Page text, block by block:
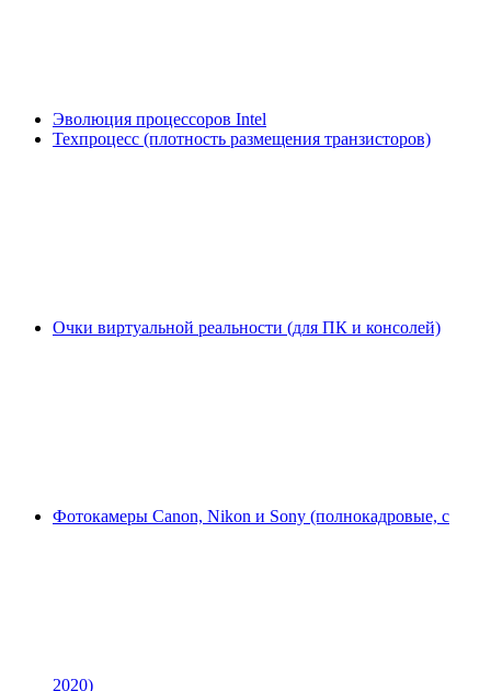
Эволюция процессоров Intel
Техпроцесс (плотность размещения транзисторов)
Очки виртуальной реальности (для ПК и консолей)
Фотокамеры Canon, Nikon и Sony (полнокадровые, с
2020)